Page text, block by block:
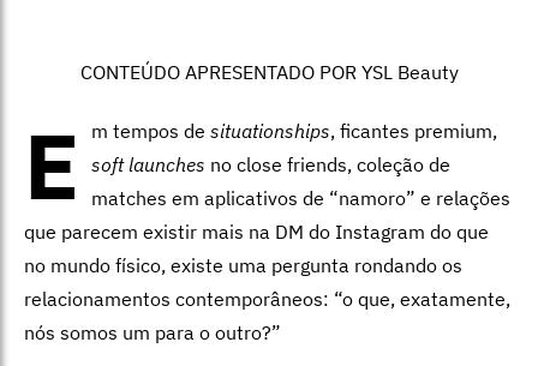
CONTEÚDO APRESENTADO POR YSL Beauty
E m tempos de situationships, ficantes premium,
soft launches no close friends, coleção de
matches em aplicativos de “namoro” e relações
que parecem existir mais na DM do Instagram do que
no mundo físico, existe uma pergunta rondando os
relacionamentos contemporâneos: “o que, exatamente,
nós somos um para o outro?”